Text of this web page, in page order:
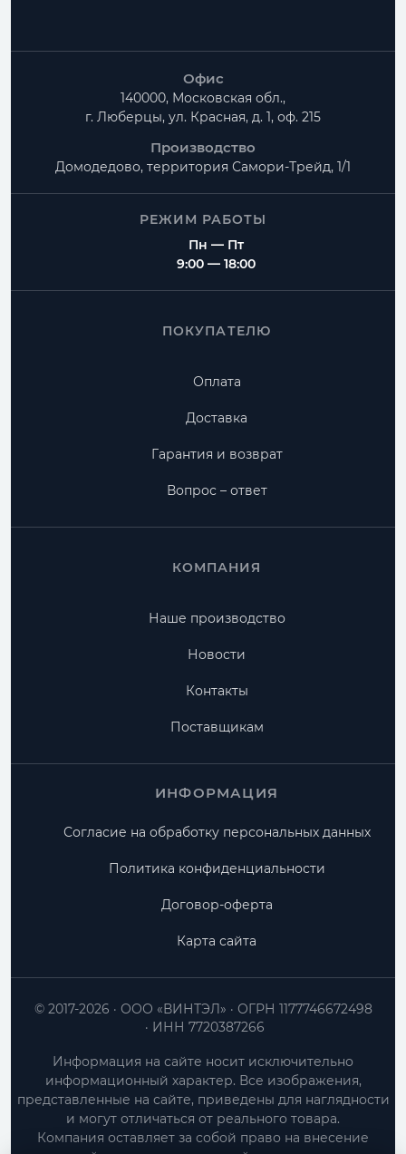
Офис
140000, Московская обл.,
г. Люберцы, ул. Красная, д. 1, оф. 215
Производство
Домодедово, территория Самори-Трейд, 1/1
РЕЖИМ РАБОТЫ
Пн — Пт
9:00 — 18:00
ПОКУПАТЕЛЮ
Оплата
Доставка
Гарантия и возврат
Вопрос – ответ
КОМПАНИЯ
Наше производство
Новости
Контакты
Поставщикам
ИНФОРМАЦИЯ
Согласие на обработку персональных данных
Политика конфиденциальности
Договор-оферта
Карта сайта
ООО «ВИНТЭЛ»
ОГРН 1177746672498
ИНН 7720387266
© 2017-2026
Информация на сайте носит исключительно
информационный характер. Все изображения,
представленные на сайте, приведены для наглядности
и могут отличаться от реального товара.
Компания оставляет за собой право на внесение